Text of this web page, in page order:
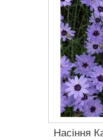
Насіння